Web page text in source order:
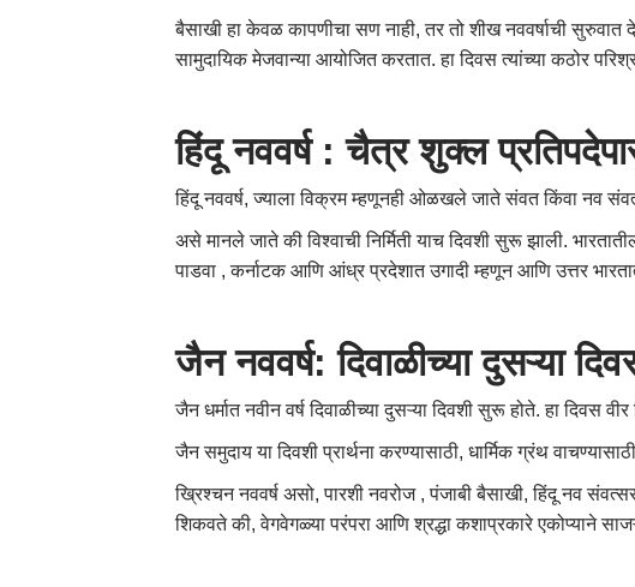
बैसाखी हा केवळ कापणीचा सण नाही, तर तो शीख नववर्षाची सुरुवात
सामुदायिक मेजवान्या आयोजित करतात. हा दिवस त्यांच्या कठोर
हिंदू नववर्ष:चैत्र शुक्ल
हिंदू नववर्ष, ज्याला विक्रम म्हणूनही ओळखले जाते संवत किंवा नव
असे मानले जाते की विश्वाची निर्मिती याच दिवशी सुरू झाली.
पाडवा , कर्नाटक आणि आंध्र प्रदेशात उगादी म्हणून आणि उत्तर
जैन नववर्ष:दिवाळीच्या दुसऱ्या
जैन धर्मात नवीन वर्ष दिवाळीच्या दुसऱ्या दिवशी सुरू होते. हा दिवस
जैन समुदाय या दिवशी प्रार्थना करण्यासाठी, धार्मिक ग्रंथ
ख्रिश्चन नववर्ष असो, पारशी नवरोज , पंजाबी बैसाखी, हिंदू नव
शिकवते की, वेगवेगळ्या परंपरा आणि श्रद्धा कशाप्रकारे एकोप्याने